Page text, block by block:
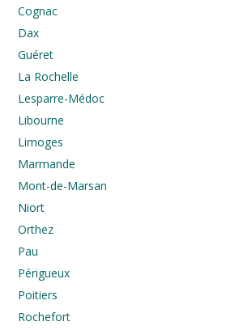
Cognac
Dax
Guéret
La Rochelle
Lesparre-Médoc
Libourne
Limoges
Marmande
Mont-de-Marsan
Niort
Orthez
Pau
Périgueux
Poitiers
Rochefort